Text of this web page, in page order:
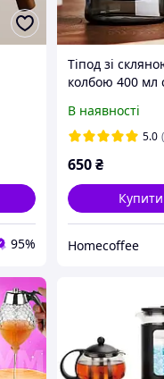
95%
Тіпод зі
колбою 400 мл
скляний
заварник тіпот
В наявності
5.0
650 ₴
Купити
Homecoffee